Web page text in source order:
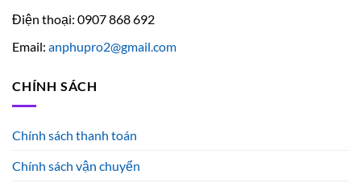
Điện thoại: 0907 868 692
Email: anphupro2@gmail.com
CHÍNH SÁCH
Chính sách thanh toán
Chính sách vận chuyển